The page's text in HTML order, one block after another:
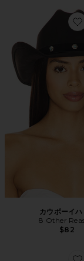
カウボーイハ
8 Other
$82